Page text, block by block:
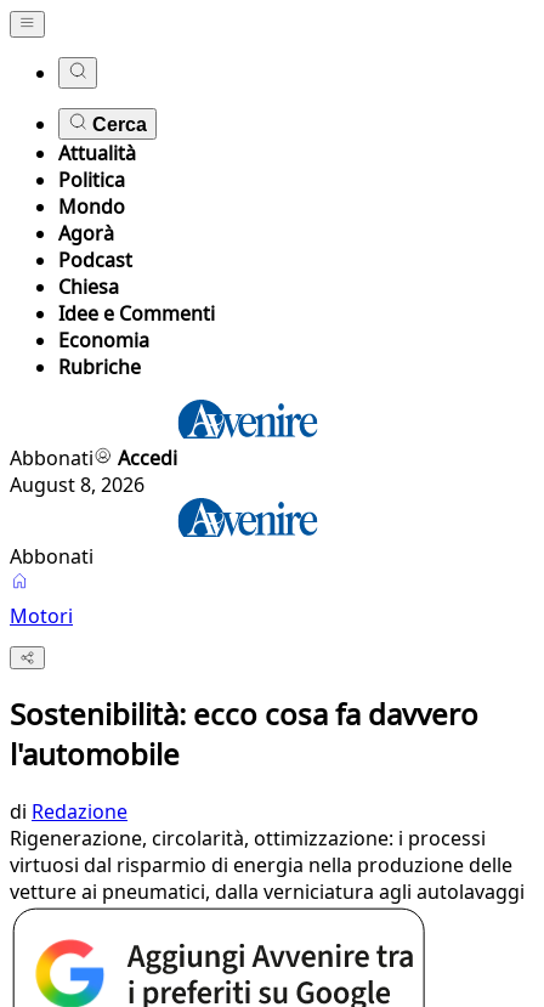
Cerca
Attualità
Politica
Mondo
Agorà
Podcast
Chiesa
Idee e Commenti
Economia
Rubriche
Abbonati
Accedi
August 8, 2026
Abbonati
Motori
Sostenibilità: ecco cosa fa davvero
l'automobile
di Redazione
Rigenerazione, circolarità, ottimizzazione: i processi
virtuosi dal risparmio di energia nella produzione delle
vetture ai pneumatici, dalla verniciatura agli autolavaggi